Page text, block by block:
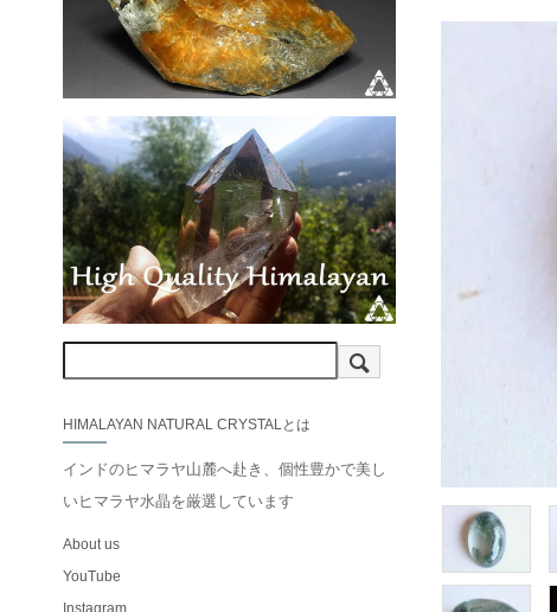
HIMALAYAN NATURAL CRYSTALとは
インドのヒマラヤ山麓へ赴き、個性豊かで美し
いヒマラヤ水晶を厳選しています
About us
YouTube
Instagram